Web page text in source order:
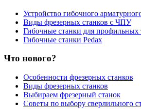
Устройство гибочного
Виды фрезерных станков с ЧПУ
Гибочные станки для профильных
Гибочные станки Pedax
Что нового?
Особенности фрезерных станков
Виды фрезерных станков
Выбираем фрезерный станок
Советы по выбору сверлильного